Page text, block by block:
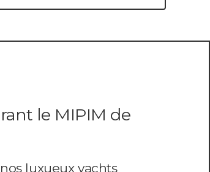
le MIPIM de
luxueux yachts